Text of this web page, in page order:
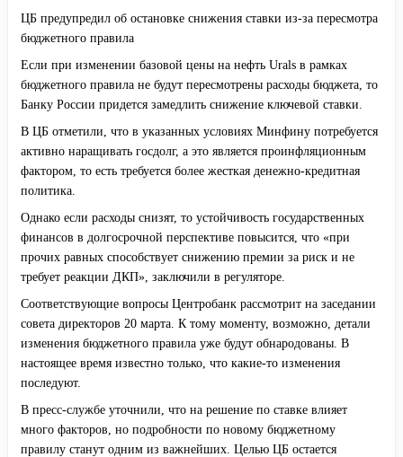
ЦБ предупредил об остановке снижения ставки из-за пересмотра
бюджетного правила
Если при изменении базовой цены на нефть Urals в рамках
бюджетного правила не будут пересмотрены расходы бюджета, то
Банку России придется замедлить снижение ключевой ставки.
В ЦБ отметили, что в указанных условиях Минфину потребуется
активно наращивать госдолг, а это является проинфляционным
фактором, то есть требуется более жесткая денежно-кредитная
политика.
Однако если расходы снизят, то устойчивость государственных
финансов в долгосрочной перспективе повысится, что «при
прочих равных способствует снижению премии за риск и не
требует реакции ДКП», заключили в регуляторе.
Соответствующие вопросы Центробанк рассмотрит на заседании
совета директоров 20 марта. К тому моменту, возможно, детали
изменения бюджетного правила уже будут обнародованы. В
настоящее время известно только, что какие-то изменения
последуют.
В пресс-службе уточнили, что на решение по ставке влияет
много факторов, но подробности по новому бюджетному
правилу станут одним из важнейших. Целью ЦБ остается